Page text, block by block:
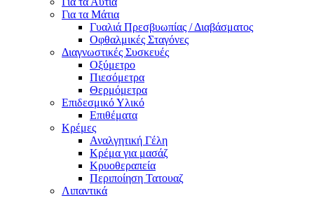
Για τα Μάτια
Γυαλιά Πρεσβυωπίας / Διαβάσματος
Οφθαλμικές Σταγόνες
Διαγνωστικές Συσκευές
Οξύμετρο
Πιεσόμετρα
Θερμόμετρα
Επιδεσμικό Υλικό
Επιθέματα
Κρέμες
Αναλγητική Γέλη
Κρέμα για μασάζ
Κρυοθεραπεία
Περιποίηση Τατουαζ
Λιπαντικά